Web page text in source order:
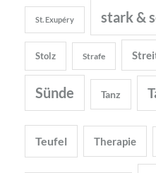
St. Exupéry stark &
Stolz Strafe
Sünde Tanz
Teufel Therapie